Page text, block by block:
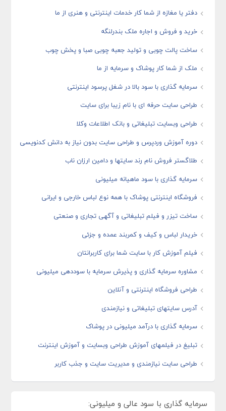
دفتر یا مغازه از شما کار خدمات اینترنتی و هنری از ما
خرید و فروش و اجاره ملک بندرلنگه
ساخت پالت چوبی و تولید جعبه چوبی صبا و پخش چوب
ملک از شما کار پوشاک و سرمایه از ما
سرمایه گذاری با سود بالا در شغل پرسود اینترنتی
طراحی سایت حرفه ای با نام زیبا برای سایت
طراحی وبسایت تبلیغاتی و بانک اطلاعات وکلا
دوره آموزش وردپرس و طراحی سایت بدون نیاز به دانش کدنویسی
طلاگستر فروش نام رند سایتها و دامین ارزان ناب
سرمایه گذاری با سود ماهیانه میلیونی
فروشگاه اینترنتی پوشاک با همه نوع لباس خارجی و ایرانی
ساخت تیزر و فیلم تبلیغاتی و آگهی تجاری و صنعتی
خریدار لباس و کیف و کمربند عمده و جزئی
فیلم آموزش کار با سایت شما برای کاربرانتان
مشاوره سرمایه گذاری و پذیرش سرمایه با سوددهی میلیونی
طراحی فروشگاه اینترنتی و آنلاین
آدرس سایتهای تبلیغاتی و نیازمندی
سرمایه گذاری با درآمد میلیونی در پوشاک
تبلیغ در فیلمهای آموزش طراحی وبسایت و آموزش اینترنت
طراحی سایت نیازمندی و مدیریت سایت و جذب کاربر
سرمایه گذاری با سود عالی و میلیونی: